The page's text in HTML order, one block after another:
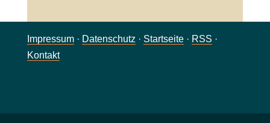
Impressum· Datenschutz · Startseite· RSS ·
Kontakt